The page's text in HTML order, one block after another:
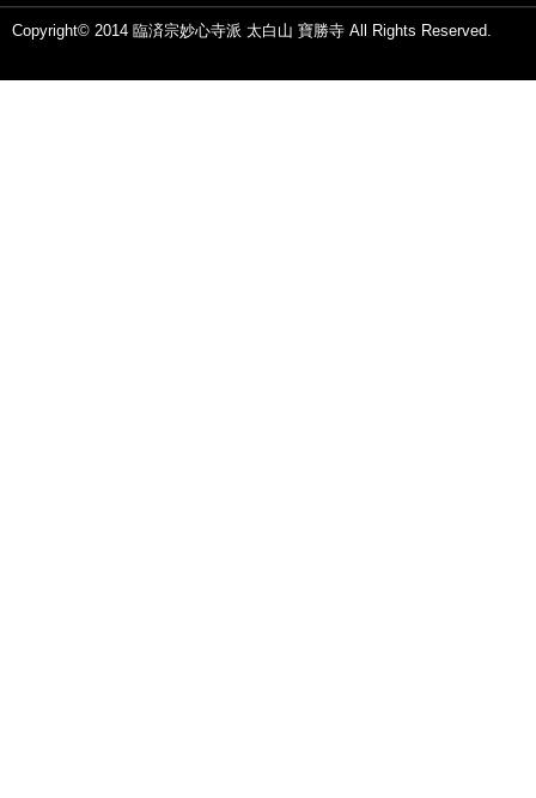
Copyright© 2014 臨済宗妙心寺派 太白山 寶勝寺 All Rights Reserved.